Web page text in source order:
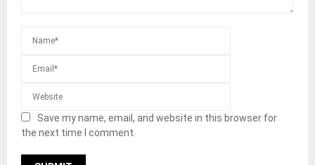
Save my name, email, and website in this browser for
the next time I comment.